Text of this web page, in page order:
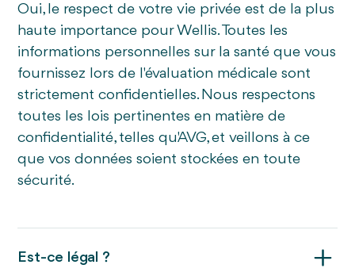
Oui, le respect de votre vie privée est de la plus
haute importance pour Wellis. Toutes les
informations personnelles sur la santé que vous
fournissez lors de l'évaluation médicale sont
strictement confidentielles. Nous respectons
toutes les lois pertinentes en matière de
confidentialité, telles qu'AVG, et veillons à ce
que vos données soient stockées en toute
sécurité.
Est-ce légal ?